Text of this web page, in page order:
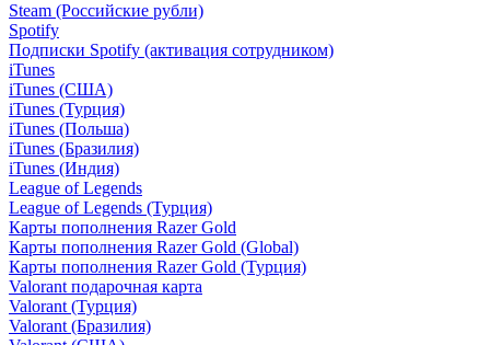
Steam (Российские рубли)
Spotify
Подписки Spotify (активация сотрудником)
iTunes
iTunes (США)
iTunes (Турция)
iTunes (Польша)
iTunes (Бразилия)
iTunes (Индия)
League of Legends
League of Legends (Турция)
Карты пополнения Razer Gold
Карты пополнения Razer Gold (Global)
Карты пополнения Razer Gold (Турция)
Valorant подарочная карта
Valorant (Турция)
Valorant (Бразилия)